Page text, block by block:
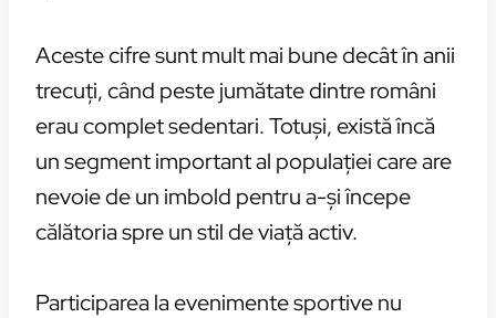
Aceste cifre sunt mult mai bune decât în anii
trecuți, când peste jumătate dintre români
erau complet sedentari. Totuși, există încă
un segment important al populației care are
nevoie de un imbold pentru a-și începe
călătoria spre un stil de viață activ.
Participarea la evenimente sportive nu